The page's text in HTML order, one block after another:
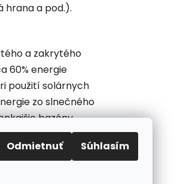
Odmietnuť Súhlasím
hrana a pod.).
a zakrytého
60% energie
použití solárnych
zo slnečného
bazény
solárnych článkov